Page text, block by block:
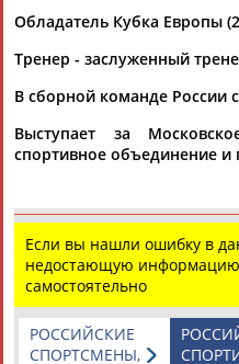
Елена Вяльбе избрана
федерации лыжных видов
Федерации лыжных видов
Леонид Мельников, Денис
ранее сообщалось, на пост
"Вместе и навсегда"
...периоду" и многим
ЕленаМасленникова,
юбиляра... ...а Михаил
"Белоговорона".
станцевали под...
Обладатель Кубка Европы
Тренер - заслуженный
В сборной команде России
Выступает за
спортивное объединение и
Если вы нашли ошибку в
недостающую
самостоятельно
РОССИЙСКИЕ
СПОРТСМЕНЫ,